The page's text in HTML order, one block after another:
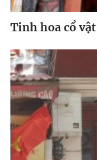
Tinh hoa cổ vật